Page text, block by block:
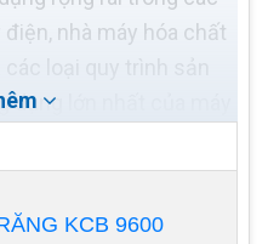
nhà máy hóa chất
dụng lớn nhất của máy
Nhiều nhà máy nằm
nước khổng lồ để
Các nhà máy này
KCB 9600